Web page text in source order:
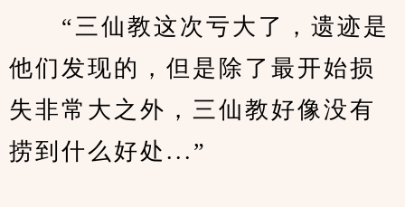
“三仙教这次亏大了，遗迹是
他们发现的，但是除了最开始损
失非常大之外，三仙教好像没有
捞到什么好处...”